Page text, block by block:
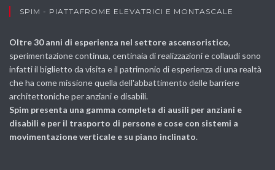
SPIM - PIATTAFROME ELEVATRICI E MONTASCALE
Oltre 30 anni di esperienza nel settore ascensoristico,
sperimentazione continua, centinaia di realizzazioni e collaudi sono
infatti il biglietto da visita e il patrimonio di esperienza di una realtà
che ha come missione quella dell'abbattimento delle barriere
architettoniche per anziani e disabili.
Spim presenta una gamma completa di ausili per anziani e
disabili e per il trasporto di persone e cose con sistemi a
movimentazione verticale e su piano inclinato.